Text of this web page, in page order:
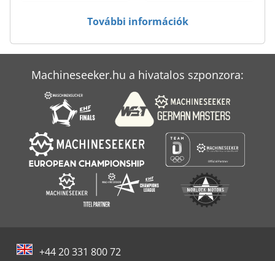
További információk
Machineseeker.hu a hivatalos szponzora:
+44 20 331 800 72